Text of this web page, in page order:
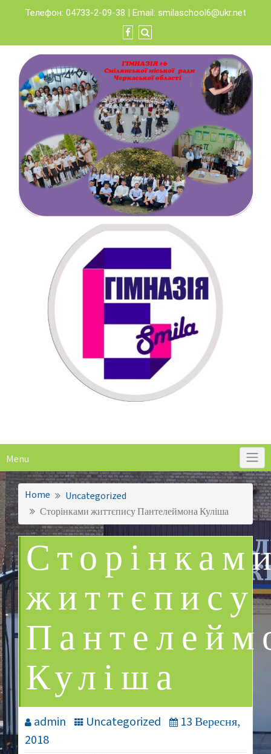
content
Телефон: 04733-2-09-38 | Email: smilaschool6@ukr.net
Menu
Home
Uncategorized
Сторінками життєпису Пантелеймона Куліша
життєпису
Куліша
admin Uncategorized
13 Вересня,
2018